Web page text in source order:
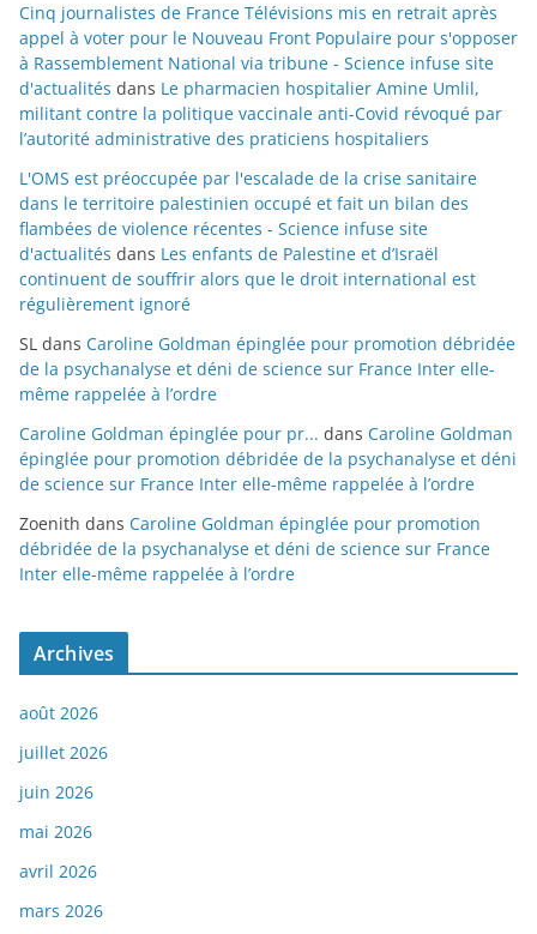
Cinq journalistes de France Télévisions mis en retrait après
appel à voter pour le Nouveau Front Populaire pour s'opposer
à Rassemblement National via tribune - Science infuse site
d'actualités dans Le pharmacien hospitalier Amine Umlil,
militant contre la politique vaccinale anti-Covid révoqué par
l’autorité administrative des praticiens hospitaliers
L'OMS est préoccupée par l'escalade de la crise sanitaire
dans le territoire palestinien occupé et fait un bilan des
flambées de violence récentes - Science infuse site
d'actualités dans Les enfants de Palestine et d’Israël
continuent de souffrir alors que le droit international est
régulièrement ignoré
SL dans Caroline Goldman épinglée pour promotion débridée
de la psychanalyse et déni de science sur France Inter elle-
même rappelée à l’ordre
Caroline Goldman épinglée pour pr... dans Caroline Goldman
épinglée pour promotion débridée de la psychanalyse et déni
de science sur France Inter elle-même rappelée à l’ordre
Zoenith dans Caroline Goldman épinglée pour promotion
débridée de la psychanalyse et déni de science sur France
Inter elle-même rappelée à l’ordre
Archives
août 2026
juillet 2026
juin 2026
mai 2026
avril 2026
mars 2026